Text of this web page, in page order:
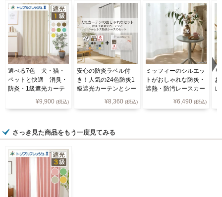
選べる7色 犬・猫・
ペットと快適 消臭・
防炎・1級遮光カーテ
ン U5337（D-119
¥9,900 (税込)
安心の防炎ラベル付
き！人気の24色防炎1
級遮光カーテンとシー
ムレス防炎レースセッ
ト（D-113）/1セット
¥8,360 (税込)
ミッフィーのシルエッ
トがおしゃれな防炎・
遮熱・防汚レースカー
テン LC22549
¥6,490 (税込)
お
さっき見た商品をもう一度見てみる